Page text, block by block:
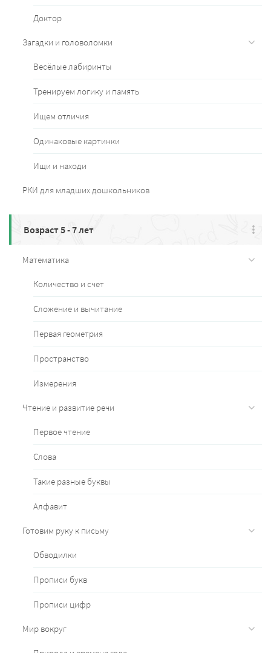
Доктор
Загадки и головоломки
Весёлые лабиринты
Тренируем логику и память
Ищем отличия
Одинаковые картинки
Ищи и находи
РКИ для младших дошкольников
Возраст 5 - 7 лет
Математика
Количество и счет
Сложение и вычитание
Первая геометрия
Пространство
Измерения
Чтение и развитие речи
Первое чтение
Слова
Такие разные буквы
Алфавит
Готовим руку к письму
Обводилки
Прописи букв
Прописи цифр
Мир вокруг